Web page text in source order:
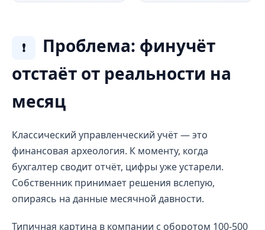
❗
Проблема: финучёт
отстаёт от реальности на
месяц
Классический управленческий учёт — это
финансовая археология. К моменту, когда
бухгалтер сводит отчёт, цифры уже устарели.
Собственник принимает решения вслепую,
опираясь на данные месячной давности.
Типичная картина в компании с оборотом 100-500